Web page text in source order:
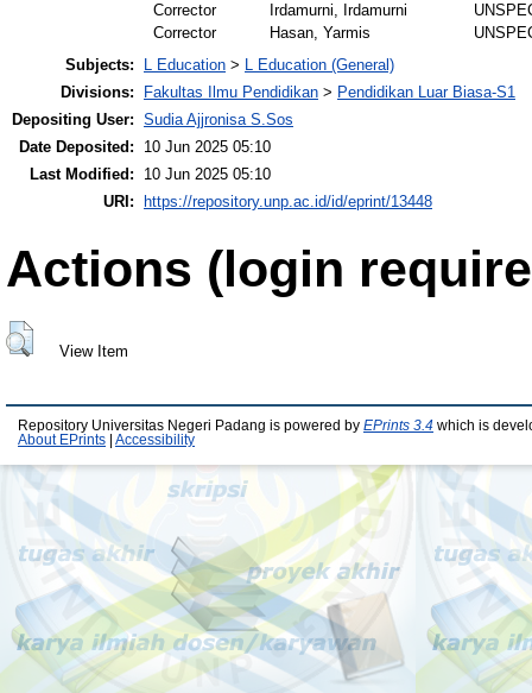
Corrector
Irdamurni, Irdamurni
Corrector
Hasan, Yarmis
Subjects:
L Education > L Education (General)
Divisions:
Fakultas Ilmu Pendidikan > Pendidikan Luar Biasa-S1
Depositing User: Sudia Ajjronisa S.Sos
Date Deposited:
10 Jun 2025 05:10
Last Modified:
10 Jun 2025 05:10
URI:
https://repository.unp.ac.id/id/eprint/13448
Actions (login
View Item
Repository Universitas Negeri Padang is powered by EPrints 3.4 which is
About EPrints
Accessibility